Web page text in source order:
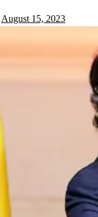
August 15, 2023